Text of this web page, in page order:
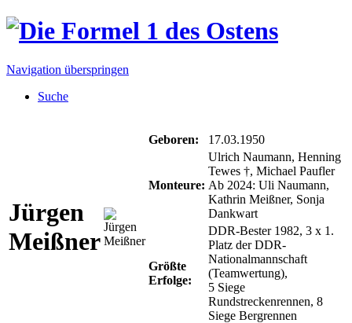
Navigation überspringen
Suche
Jürgen
Meißner
Geboren: 17.03.1950
Monteure:
Ulrich Naumann, Henning
Tewes †, Michael Paufler
Ab 2024: Uli Naumann,
Kathrin Meißner, Sonja
Dankwart
Größte
Erfolge:
DDR-Bester 1982, 3 x 1.
Platz der DDR-
Nationalmannschaft
(Teamwertung),
5 Siege
Rundstreckenrennen, 8
Siege Bergrennen